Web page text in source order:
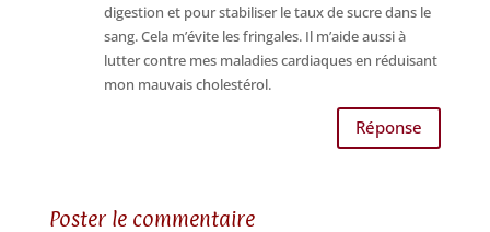
digestion et pour stabiliser le taux de sucre dans le
sang. Cela m’évite les fringales. Il m’aide aussi à
lutter contre mes maladies cardiaques en réduisant
mon mauvais cholestérol.
Réponse
Poster le commentaire